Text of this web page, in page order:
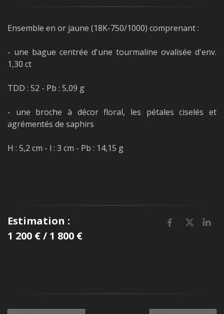
Ensemble en or jaune (18K-750/1000) comprenant :
- une bague centrée d'une tourmaline ovalisée d'env.
1,30 ct
TDD : 52 - Pb : 5,09 g
- une broche à décor floral, les pétales ciselés et
agrémentés de saphirs
H : 5,2 cm - l : 3 cm - Pb : 14,15 g
Estimation :
1 200 € / 1 800 €